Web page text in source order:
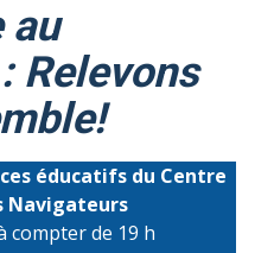
au
Relevons
éducatifs du Centre
Navigateurs
compter de 19 h